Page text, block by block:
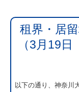
租界・居
（3月19
以下の通り、神奈川